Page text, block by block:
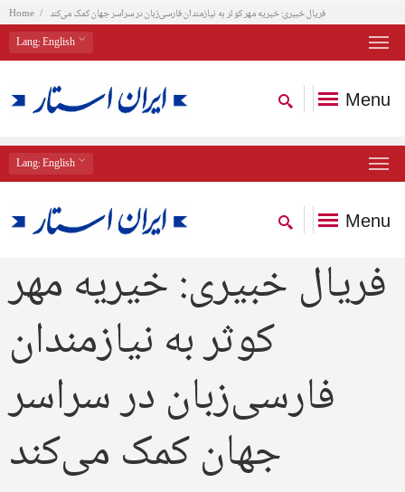
Home فریال خبیری: خیریه مهر کوثر به نیازمندان فارسی‌زبان در سراسر جهان کمک می‌کند
Lang: English
Menu
Lang: English
Menu
فریال خبیری: خیریه مهر
کوثر به نیازمندان
فارسی‌زبان در سراسر
جهان کمک می‌کند